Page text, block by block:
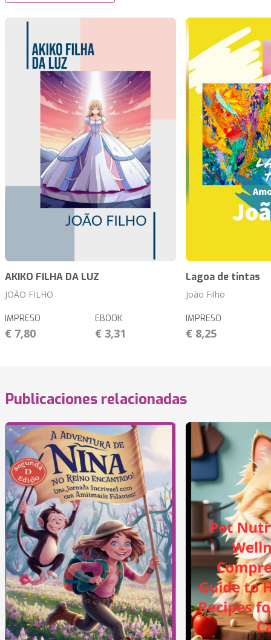
AKIKO FILHA DA LUZ
JOÃO FILHO
IMPRESO
€ 7,80
EBOOK
€ 3,31
Lagoa de tintas
João Filho
IMPRESO
€ 8,25
Publicaciones relacionadas